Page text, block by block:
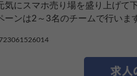
気にスマホ売り場を盛り上げて
ーンは2～3名のチームで行いま